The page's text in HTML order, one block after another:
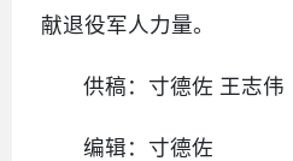
献退役军人力量。
供稿：寸德佐 王志伟
编辑：寸德佐